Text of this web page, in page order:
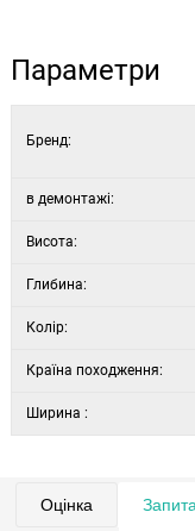
Параметри
Бренд:
в демонтажі:
Висота:
Глибина:
Колір:
Країна походження:
Ширина :
Оцінка